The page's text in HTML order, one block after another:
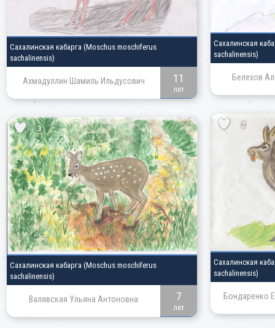
Сахалинская кабарга (Moschus moschiferus
sachalinensis)
Ахмадуллин Шамиль Ильдусович 11
лет
Сахалинская
sachalinensis)
Белехов
2
Сахалинская
sachalinensis)
Бондаренко
3
Сахалинская кабарга (Moschus moschiferus
sachalinensis)
Валявская Ульяна Антоновна 7
лет